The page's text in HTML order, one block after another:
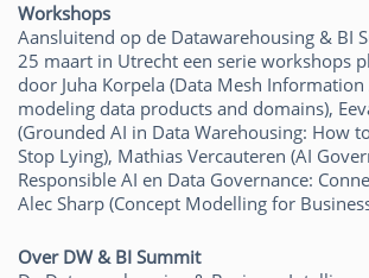
Workshops
Aansluitend op de Datawarehousing & BI
25 maart in Utrecht een serie workshops
door Juha Korpela (Data Mesh
modeling data products and domains),
(Grounded AI in Data Warehousing: How
Stop Lying), Mathias Vercauteren (AI
Responsible AI en Data Governance:
Alec Sharp (Concept Modelling for
Over DW & BI Summit